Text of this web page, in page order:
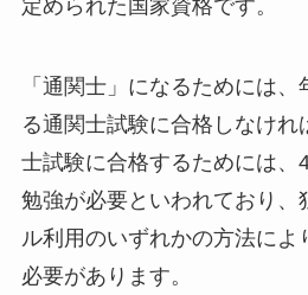
定められた国家資格です。
「通関士」になるためには
る通関士試験に合格しなけれ
士試験に合格するためには、
勉強が必要といわれており、
ル利用のいずれかの方法によ
必要があります。